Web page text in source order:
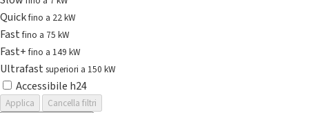
Quickfino a 22 kW
Fastfino a 75 kW
Fast+fino a 149 kW
Ultrafast superiori a 150 kW
Accessibile h24
Applica
Cancella filtri